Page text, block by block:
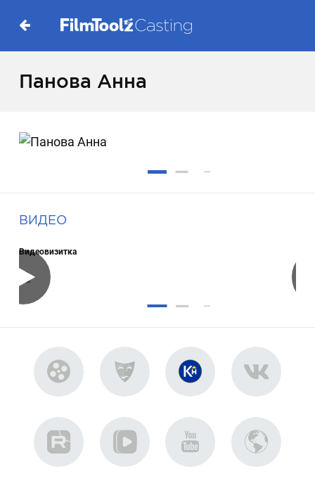
Панова Анна
ВИДЕО
Видеовизитка